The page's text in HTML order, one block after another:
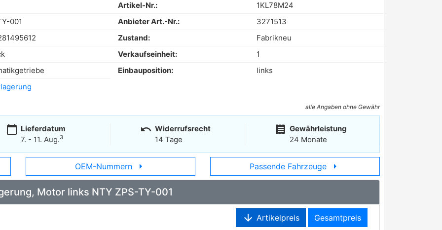
Artikel-Nr.:
1KL78M24
001 Anbieter Art.-Nr.:
3271513
Zustand:
Fabrikneu
Verkaufseinheit:
1
Einbauposition:
links
alle Angaben ohne Gewähr
calendar_today Lieferdatum
7. - 11. Aug.3
undo Widerrufsrecht
14 Tage
receipt Gewährleistung
24 Monate
OEM-Nummern arrow_right Passende Fahrzeuge arrow_right
Motor links NTY ZPS-TY-001
arrow_downward Artikelpreis Gesamtpreis